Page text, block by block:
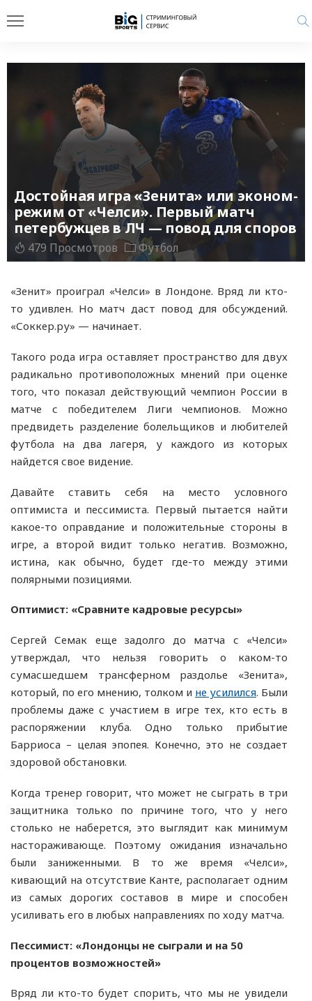
Достойная игра «Зенита» или эконом-
режим от «Челси». Первый матч
петербужцев в ЛЧ — повод для споров
479 Просмотров Футбол
«Зенит» проиграл «Челси» в Лондоне. Вряд ли кто-
то удивлен. Но матч даст повод для обсуждений.
«Соккер.ру» — начинает.
Такого рода игра оставляет пространство для двух
радикально противоположных мнений при оценке
того, что показал действующий чемпион России в
матче с победителем Лиги чемпионов. Можно
предвидеть разделение болельщиков и любителей
футбола на два лагеря, у каждого из которых
найдется свое видение.
Давайте ставить себя на место условного
оптимиста и пессимиста. Первый пытается найти
какое-то оправдание и положительные стороны в
игре, а второй видит только негатив. Возможно,
истина, как обычно, будет где-то между этими
полярными позициями.
Оптимист: «Сравните кадровые ресурсы»
Сергей Семак еще задолго до матча с «Челси»
утверждал, что нельзя говорить о каком-то
сумасшедшем трансферном раздолье «Зенита»,
который, по его мнению, толком и не усилился. Были
проблемы даже с участием в игре тех, кто есть в
распоряжении клуба. Одно только прибытие
Барриоса – целая эпопея. Конечно, это не создает
здоровой обстановки.
Когда тренер говорит, что может не сыграть в три
защитника только по причине того, что у него
столько не наберется, это выглядит как минимум
настораживающе. Поэтому ожидания изначально
были заниженными. В то же время «Челси»,
кивающий на отсутствие Канте, располагает одним
из самых дорогих составов в мире и способен
усиливать его в любых направлениях по ходу матча.
Пессимист: «Лондонцы не сыграли и на 50
процентов возможностей»
Вряд ли кто-то будет спорить, что мы не увидели